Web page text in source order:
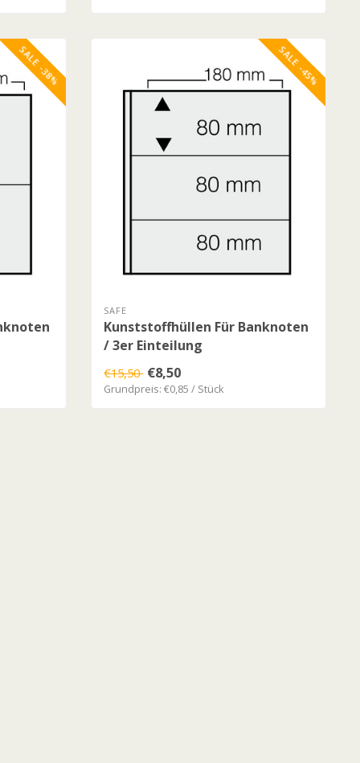
SALE -38% SALE -45%
SAFE
Kunststoffhüllen Für Banknoten
/ 3er Einteilung
€15,50 €8,50
Grundpreis: €0,85 / Stück